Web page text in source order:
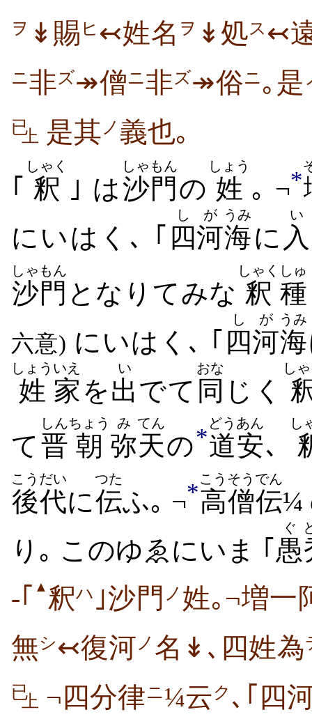
ヲ ↡賜 ヒ ↢姓名 ヲ ↡処ス ↢
ニ非ズ↠僧ニ非ズ↠俗ニ｡是
已上 是其 ノ 義也｡
｢ 釈
しゃく
｣ は沙門
しゃもん
の 姓
しょう
｡ ¬*
にいはく､ ｢ 四河
しが
海
うみ
に 入
い
沙門
しゃもん
となりてみな 釈
しゃく
種
しゅ
六意) にいはく､ ｢ 四河
しが
海
うみ
姓
しょう
家
いえ
を出
い
でて 同
おな
じく
し
て晋
しん
朝
ちょう
弥
み
天
てん
の*道安
どうあん
､
し
後代
こうだい
に伝
つた
ふ｡ ¬*高僧
こうそう
伝
でん
¼
り｡ このゆゑにいま ｢ 愚
ぐ
-｢ ▲ 釈ハ ｣沙門 ノ 姓｡¬増一
無シ↢復河 ノ 名↡､四姓為
已上 ¬四分律ニ¼云ク ､｢四